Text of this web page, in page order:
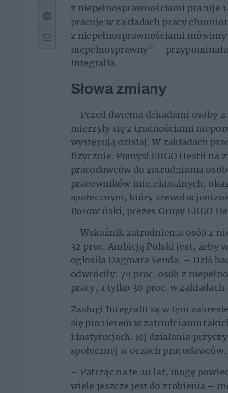
z niepełnosprawnościami pracuje
pracuje w zakładach pracy
z niepełnosprawnościami
niepełnosprawny” –
Integralia.
Słowa zmiany
– Przed dwiema dekadami osoby
mierzyły się z trudnościami
występują dzisiaj. W zakładach
fizycznie. Pomysł ERGO Hestii
pracodawców do zatrudniania
pracowników intelektualnych,
społecznym, który
Borowiński, prezes Grupy ERGO
– Wskaźnik zatrudnienia osób z
32 proc. Ambicją Polski jest, żeby
ogłosiła Dagmara Senda. – Dziś
odwróciły: 70 proc. osób z
pracy, a tylko 30 proc. w
Zasługi Integralii są w tym
się pionierem w zatrudnianiu
i instytucjach. Jej działania
społecznej w oczach pracodawców.
– Patrząc na te 20 lat, mogę
wiele jeszcze jest do zrobienia –